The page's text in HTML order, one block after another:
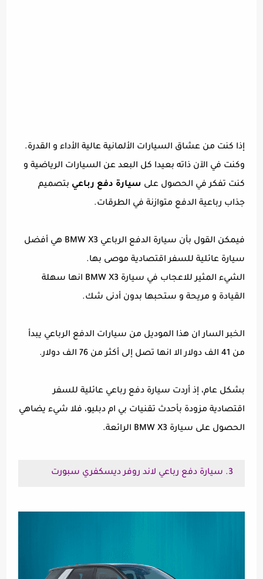
إذا كنت من عشاق السيارات الألمانية عالية الأداء و القدرة.
وكنت في الآن ذاته بعيدا كل البعد عن السيارات الرياضية و
كنت تفكر في الحصول على سيارة دفع رباعي بتصميم
جذاب رباعية الدفع متوازنة في الطرقات.
فيمكن القول بأن سيارة الدفع الرباعي BMW X3 هي أفضل
سيارة عائلية للسفر اقتصادية موصى بها.
الشيء المثير للاعجاب في سيارة BMW X3 انها سهلة
القيادة و مريحة و ستحبها بدون أدنى شك.
الخبر السار ان هذا الموديل من سيارات الدفع الرباعي يبدأ
من 41 الف دولار الا انها تصل إلى أكثر من 76 الف دولار.
بشكل عام، إذ أردت سيارة دفع رباعي عائلية للسفر
اقتصادية مزودة بأحدث تقنيات بي ام دبليو، فلا شيء يضاهي
الحصول على سيارة BMW X3 الرائعة.
3. سيارة دفع رباعي لاند روفر ديسكفري سبورت